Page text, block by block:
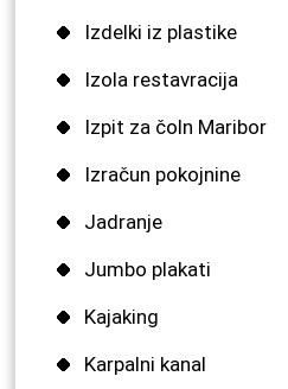
Izdelki iz plastike
Izola restavracija
Izpit za čoln Maribor
Izračun pokojnine
Jadranje
Jumbo plakati
Kajaking
Karpalni kanal